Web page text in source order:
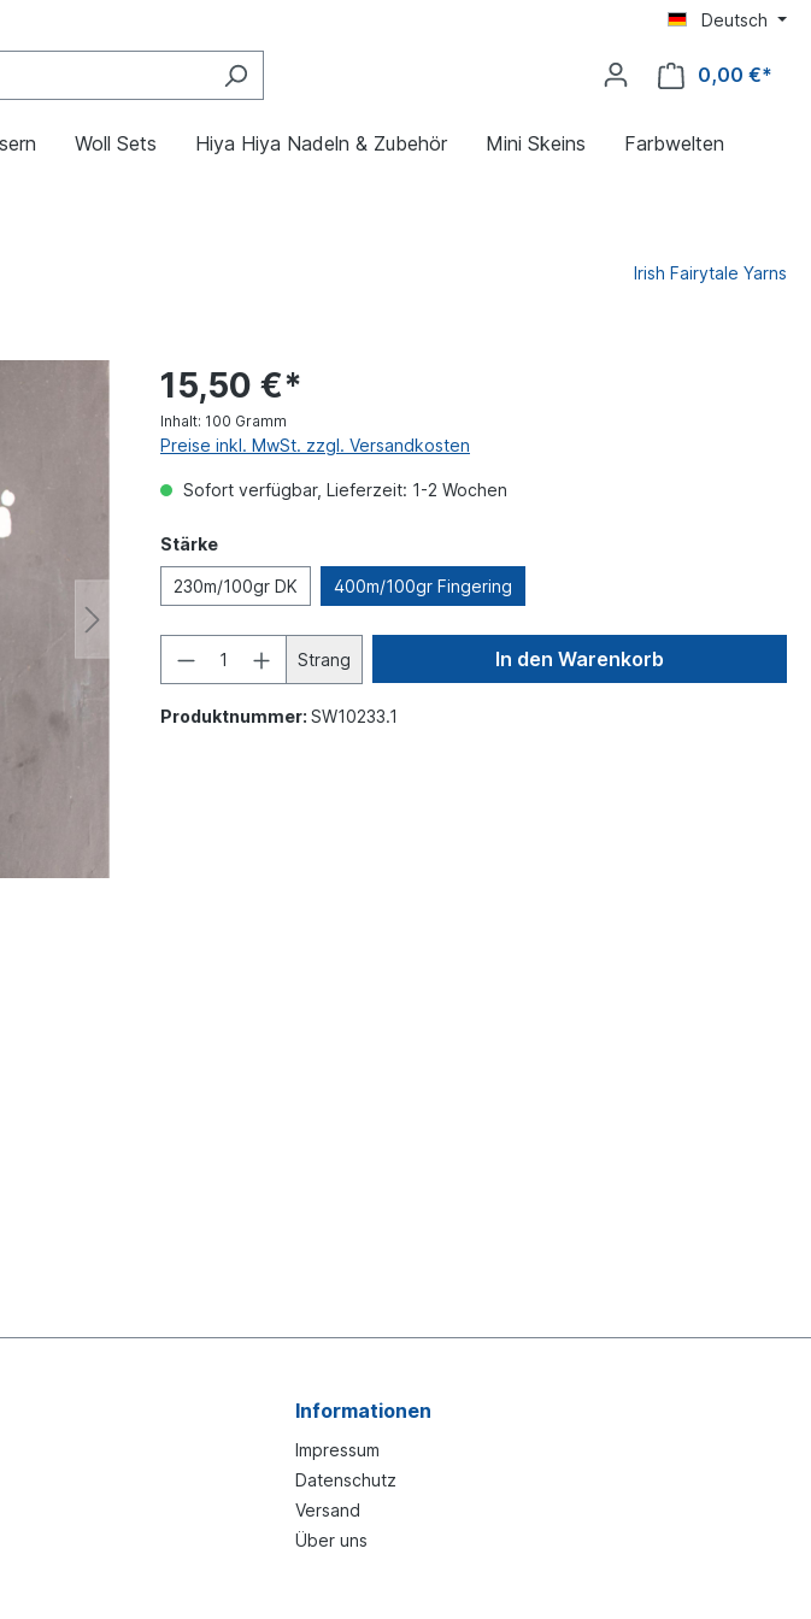
Deutsch
0,00 €*
Woll Sets Hiya Hiya Nadeln & Zubehör Mini Skeins Farbwelten
Irish Fairytale Yarns
15,50 €*
Inhalt: 100 Gramm
Preise inkl. MwSt. zzgl. Versandkosten
Sofort verfügbar, Lieferzeit: 1-2 Wochen
Stärke
230m/100gr DK 400m/100gr Fingering
Strang In den Warenkorb
Produktnummer: SW10233.1
Informationen
Impressum
Datenschutz
Versand
Über uns